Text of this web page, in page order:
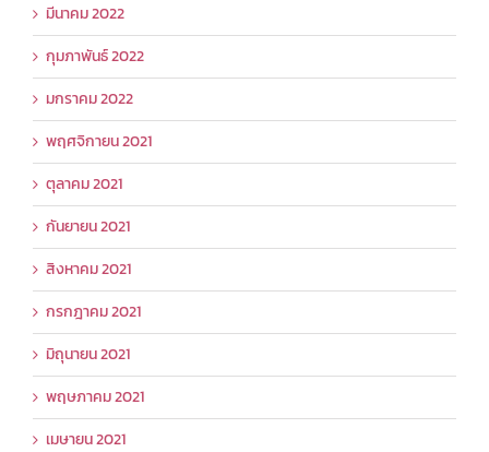
มีนาคม 2022
กุมภาพันธ์ 2022
มกราคม 2022
พฤศจิกายน 2021
ตุลาคม 2021
กันยายน 2021
สิงหาคม 2021
กรกฎาคม 2021
มิถุนายน 2021
พฤษภาคม 2021
เมษายน 2021